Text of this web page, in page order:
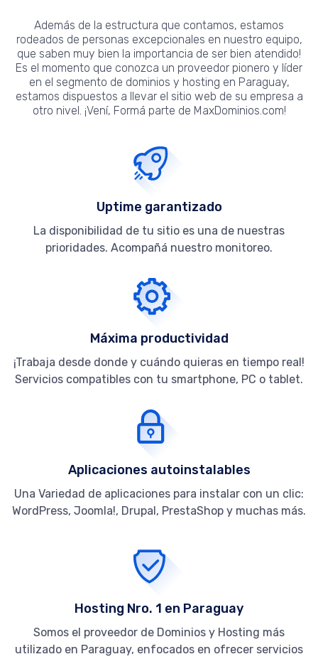
Además de la estructura que contamos, estamos
rodeados de personas excepcionales en nuestro equipo,
que saben muy bien la importancia de ser bien atendido!
Es el momento que conozca un proveedor pionero y líder
en el segmento de dominios y hosting en Paraguay,
estamos dispuestos a llevar el sitio web de su empresa a
otro nivel. ¡Vení, Formá parte de MaxDominios.com!
Uptime garantizado
La disponibilidad de tu sitio es una de nuestras
prioridades. Acompañá nuestro monitoreo.
Máxima productividad
¡Trabaja desde donde y cuándo quieras en tiempo real!
Servicios compatibles con tu smartphone, PC o tablet.
Aplicaciones autoinstalables
Una Variedad de aplicaciones para instalar con un clic:
WordPress, Joomla!, Drupal, PrestaShop y muchas más.
Hosting Nro. 1 en Paraguay
Somos el proveedor de Dominios y Hosting más
utilizado en Paraguay, enfocados en ofrecer servicios